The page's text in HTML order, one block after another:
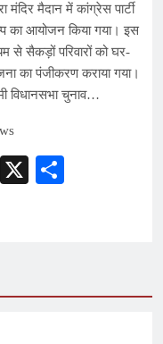
मंदिर मैदान में कांग्रेस पार्टी
का आयोजन किया गया। इस
से सैकड़ों परिवारों को घर-
का पंजीकरण कराया गया।
विधानसभा चुनाव…
WhatsApp
X